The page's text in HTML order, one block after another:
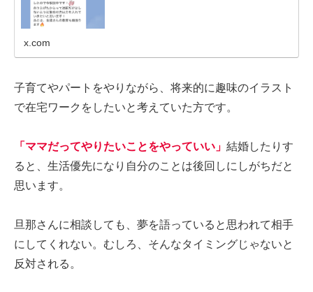
x.com
子育てやパートをやりながら、将来的に趣味のイラスト
で在宅ワークをしたいと考えていた方です。
「ママだってやりたいことをやっていい」 結婚したりす
ると、生活優先になり自分のことは後回しにしがちだと
思います。
旦那さんに相談しても、夢を語っていると思われて相手
にしてくれない。むしろ、そんなタイミングじゃないと
反対される。